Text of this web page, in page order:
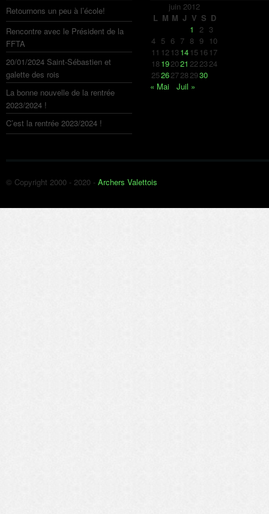
Retournons un peu à l’école!
Rencontre avec le Président de la
FFTA
20/01/2024 Saint-Sébastien et
galette des rois
La bonne nouvelle de la rentrée
2023/2024 !
C’est la rentrée 2023/2024 !
juin 2012
L M M J V S D
1 2 3
4 5 6 7 8 9 10
11 12 13 14 15 16 17
18192021 222324
252627282930
« Mai
Juil »
© Copyright 2000 - 2020 - Archers Valettois